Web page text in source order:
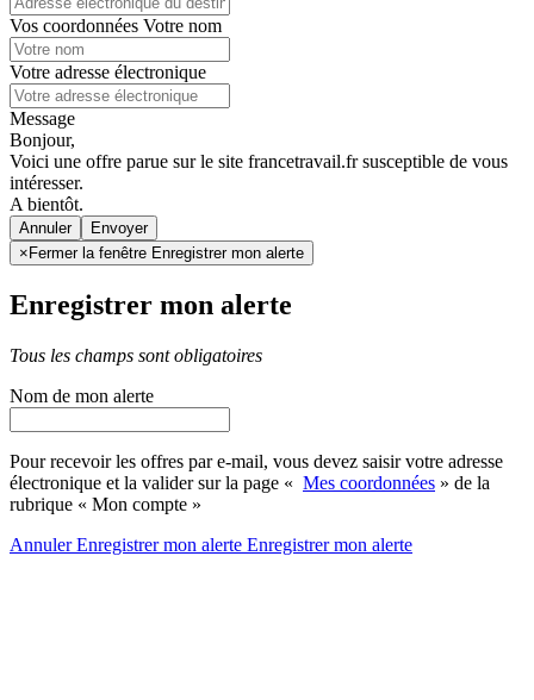
Vos coordonnées Votre nom
Votre adresse électronique
Message
Bonjour,
Voici une offre parue sur le site francetravail.fr susceptible de vous
intéresser.
A bientôt.
Annuler
× Fermer la fenêtre Enregistrer mon alerte
Enregistrer mon alerte
Tous les champs sont obligatoires
Nom de mon alerte
Pour recevoir les offres par e-mail, vous devez saisir votre adresse
électronique et la valider sur la page « Mes coordonnées » de la
rubrique « Mon compte »
AnnulerEnregistrer mon alerte Enregistrermon alerte